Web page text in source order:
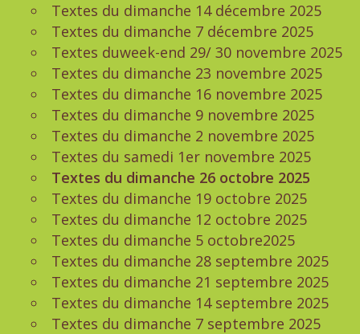
Textes du dimanche 14 décembre 2025
Textes du dimanche 7 décembre 2025
Textes duweek-end 29/ 30 novembre 2025
Textes du dimanche 23 novembre 2025
Textes du dimanche 16 novembre 2025
Textes du dimanche 9 novembre 2025
Textes du dimanche 2 novembre 2025
Textes du samedi 1er novembre 2025
Textes du dimanche 26 octobre 2025
Textes du dimanche 19 octobre 2025
Textes du dimanche 12 octobre 2025
Textes du dimanche 5 octobre2025
Textes du dimanche 28 septembre 2025
Textes du dimanche 21 septembre 2025
Textes du dimanche 14 septembre 2025
Textes du dimanche 7 septembre 2025